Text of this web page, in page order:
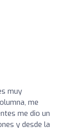
muy
me
me dio un
y desde la